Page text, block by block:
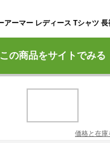
この商品をサイトでみる
価格と在庫